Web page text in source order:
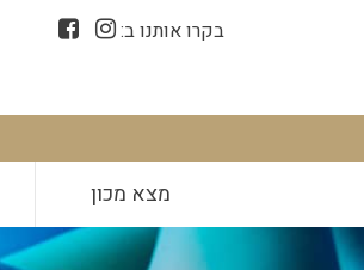
בקרו אותנו ב:
מצא מכון